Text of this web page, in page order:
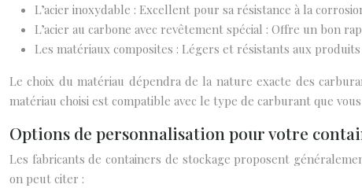
L’acier inoxydable : Excellent pour sa résistance à la
L’acier au carbone avec revêtement spécial : Offre un bon
Les matériaux composites : Légers et résistants aux produits
Le choix du matériau dépendra de la nature exacte des
matériau choisi est compatible avec le type de carburant que
Options de personnalisation pour votre
Les fabricants de containers de stockage proposent
on peut citer :